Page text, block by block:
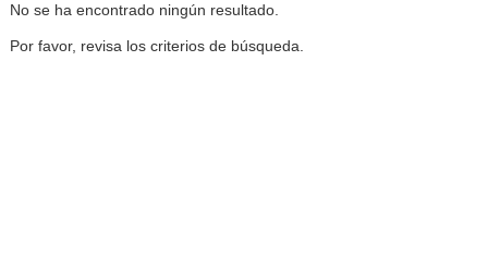
No se ha encontrado ningún resultado.
Por favor, revisa los criterios de búsqueda.